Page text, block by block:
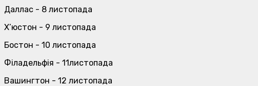
Даллас - 8 листопада
Х’юстон - 9 листопада
Бостон - 10 листопада
Філадельфія - 11листопада
Вашингтон - 12 листопада